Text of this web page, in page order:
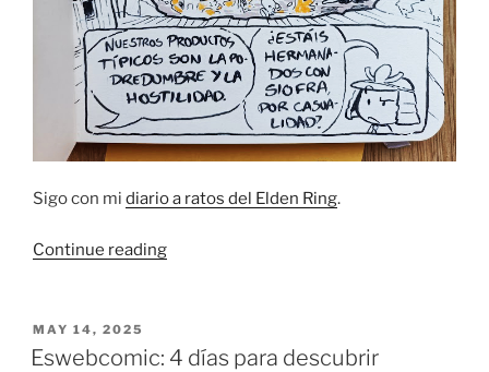
Sigo con mi diario a ratos del Elden Ring.
Continue reading“Diario
Caelid”
POSTED
ON
MAY 14, 2025
Eswebcomic: 4 días para descubrir